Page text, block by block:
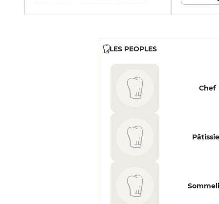
comme une tarte feuilletée à la
rosé et fondant, les filets de
daurade royale nacrés à la peau
dorée au four, pluma de porc
ibérique et crème de maïs au
paprika fumé, une tuile de lard
croustillante et des frites maison.
douceur avec de belles
propositions comme cette très
régressive tartelette au chocolat
Valrhona 68% et sa crème montée
imbibé au rhum façon baba. En
références bien commentée par le
patron et une proposition de vins
au verre. Nous apprenons l'arrivée
LES PEOPLES
Chef